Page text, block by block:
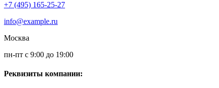
+7 (495) 165-25-27
info@example.ru
Москва
пн-пт с 9:00 до 19:00
Реквизиты компании: